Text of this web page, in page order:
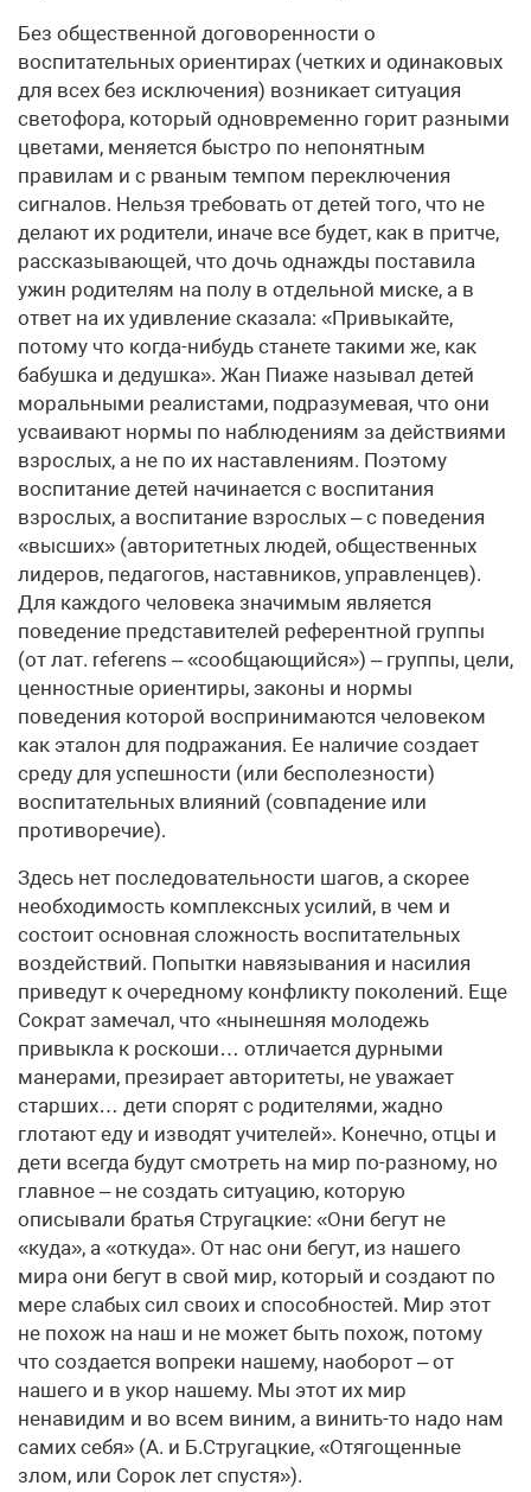
Без общественной договоренности о
воспитательных ориентирах (четких и одинаковых
для всех без исключения) возникает ситуация
светофора, который одновременно горит разными
цветами, меняется быстро по непонятным
правилам и с рваным темпом переключения
сигналов. Нельзя требовать от детей того, что не
делают их родители, иначе все будет, как в притче,
рассказывающей, что дочь однажды поставила
ужин родителям на полу в отдельной миске, а в
ответ на их удивление сказала: «Привыкайте,
потому что когда-нибудь станете такими же, как
бабушка и дедушка». Жан Пиаже называл детей
моральными реалистами, подразумевая, что они
усваивают нормы по наблюдениям за действиями
взрослых, а не по их наставлениям. Поэтому
воспитание детей начинается с воспитания
взрослых, а воспитание взрослых – с поведения
«высших» (авторитетных людей, общественных
лидеров, педагогов, наставников, управленцев).
Для каждого человека значимым является
поведение представителей референтной группы
(от лат. referens – «сообщающийся») – группы, цели,
ценностные ориентиры, законы и нормы
поведения которой воспринимаются человеком
как эталон для подражания. Ее наличие создает
среду для успешности (или бесполезности)
воспитательных влияний (совпадение или
противоречие).
Здесь нет последовательности шагов, а скорее
необходимость комплексных усилий, в чем и
состоит основная сложность воспитательных
воздействий. Попытки навязывания и насилия
приведут к очередному конфликту поколений. Еще
Сократ замечал, что «нынешняя молодежь
привыкла к роскоши… отличается дурными
манерами, презирает авторитеты, не уважает
старших… дети спорят с родителями, жадно
глотают еду и изводят учителей». Конечно, отцы и
дети всегда будут смотреть на мир по-разному, но
главное – не создать ситуацию, которую
описывали братья Стругацкие: «Они бегут не
«куда», а «откуда». От нас они бегут, из нашего
мира они бегут в свой мир, который и создают по
мере слабых сил своих и способностей. Мир этот
не похож на наш и не может быть похож, потому
что создается вопреки нашему, наоборот – от
нашего и в укор нашему. Мы этот их мир
ненавидим и во всем виним, а винить-то надо нам
самих себя» (А. и Б.Стругацкие, «Отягощенные
злом, или Сорок лет спустя»).